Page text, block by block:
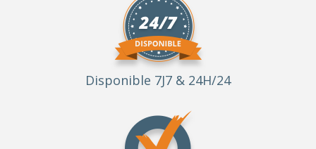
Disponible 7J7 & 24H/24